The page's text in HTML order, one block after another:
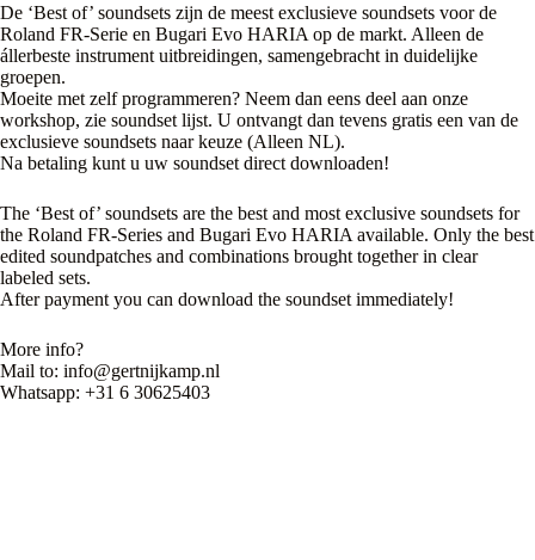
De ‘Best of’ soundsets zijn de meest exclusieve soundsets voor de
Roland FR-Serie en Bugari Evo HARIA op de markt. Alleen de
állerbeste instrument uitbreidingen, samengebracht in duidelijke
groepen.
Moeite met zelf programmeren? Neem dan eens deel aan onze
workshop, zie soundset lijst. U ontvangt dan tevens gratis een van de
exclusieve soundsets naar keuze (Alleen NL).
Na betaling kunt u uw soundset direct downloaden!
The ‘Best of’ soundsets are the best and most exclusive soundsets for
the Roland FR-Series and Bugari Evo HARIA available. Only the best
edited soundpatches and combinations brought together in clear
labeled sets.
After payment you can download the soundset immediately!
More info?
Mail to: info@gertnijkamp.nl
Whatsapp: +31 6 30625403